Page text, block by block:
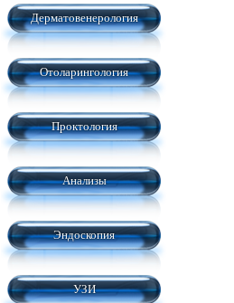
Дерматовенерология
Отоларингология
Проктология
Анализы
Эндоскопия
УЗИ